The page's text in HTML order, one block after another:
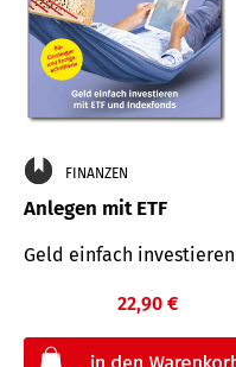
FINANZEN
Anlegen mit ETF
Geld einfach
22,90 €